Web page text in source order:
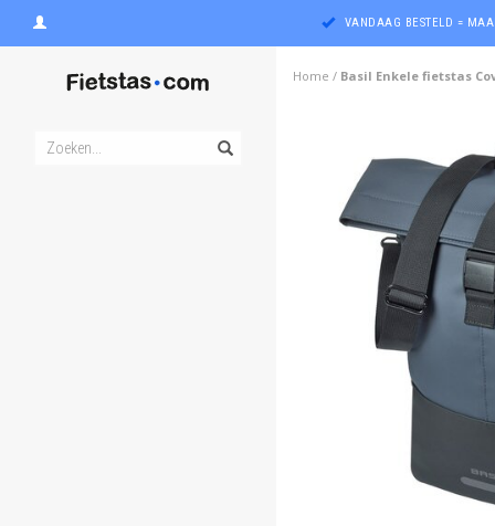
VANDAAG BESTELD =
Home / Basil Enkele fietstas